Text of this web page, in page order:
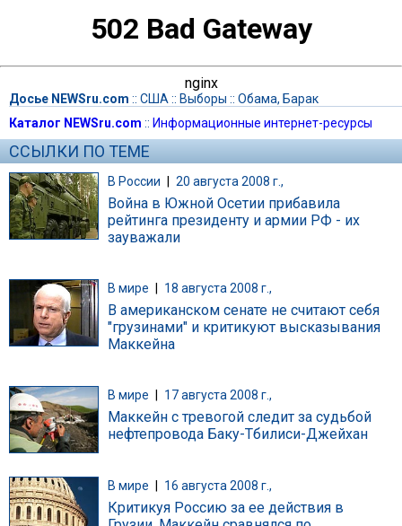
502 Bad Gateway
nginx
Досье NEWSru.com :: США :: Выборы :: Обама, Барак
Каталог NEWSru.com :: Информационные интернет-ресурсы
ССЫЛКИ ПО ТЕМЕ
В России 20 августа 2008 г.,
Война в Южной Осетии прибавила
рейтинга президенту и армии РФ - их
зауважали
В мире 18 августа 2008 г.,
В американском сенате не считают себя
"грузинами" и критикуют высказывания
Маккейна
В мире 17 августа 2008 г.,
Маккейн с тревогой следит за судьбой
нефтепровода Баку-Тбилиси-Джейхан
В мире 16 августа 2008 г.,
Критикуя Россию за ее действия в